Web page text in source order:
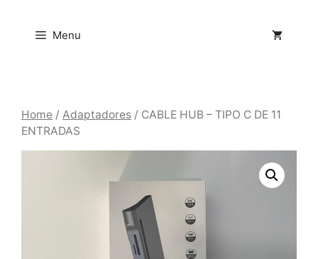
contenido
Menu
Home / Adaptadores / CABLE HUB – TIPO C DE 11
ENTRADAS